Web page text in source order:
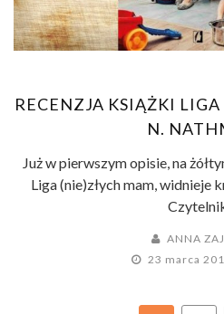
RECENZJA KSIĄŻKI
N.
Już w pierwszym opisie, na
Liga (nie)złych mam, widnieje
Czytelnik
ANNA
23 marca